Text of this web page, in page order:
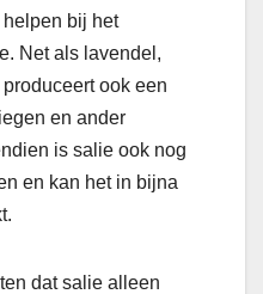
bij het
Net als lavendel,
ook een
en ander
is salie ook nog
en kan het in bijna
dat salie alleen